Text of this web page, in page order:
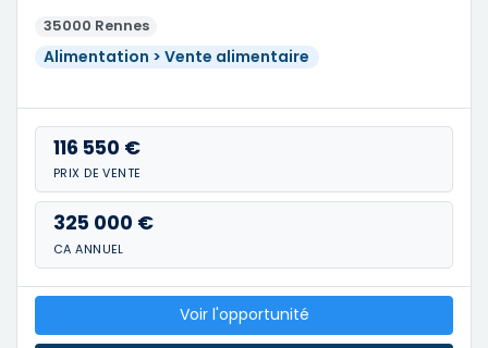
35000 Rennes
Alimentation > Vente alimentaire
116 550 €
PRIX DE VENTE
325 000 €
CA ANNUEL
Voir l'opportunité